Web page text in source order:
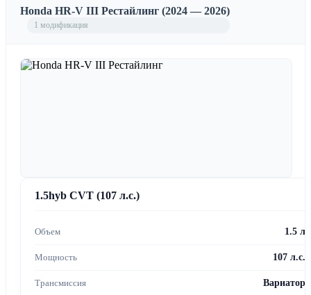
Honda HR-V III Рестайлинг (2024 — 2026)
1 модификация
1.5hyb CVT (107 л.с.)
1.5 л
107 л.с.
Вариатор